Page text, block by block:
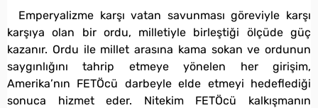
Emperyalizme karşı vatan savunması göreviyle karşı
karşıya olan bir ordu, milletiyle birleştiği ölçüde güç
kazanır. Ordu ile millet arasına kama sokan ve ordunun
saygınlığını tahrip etmeye yönelen her girişim,
Amerika’nın FETÖcü darbeyle elde etmeyi hedeflediği
sonuca hizmet eder. Nitekim FETÖcü kalkışmanın